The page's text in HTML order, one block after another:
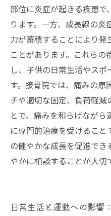
部位に炎症が起きる疾患で
ります。一方、成長線の
力が蓄積することにより
ことがあります。これら
し、子供の日常生活やス
す。接骨院では、痛みの原
チや適切な固定、負荷軽
とで、痛みを和らげなが
に専門的治療を受けるこ
の健やかな成長を促進で
やかに相談することが大切
日常生活と運動への影響